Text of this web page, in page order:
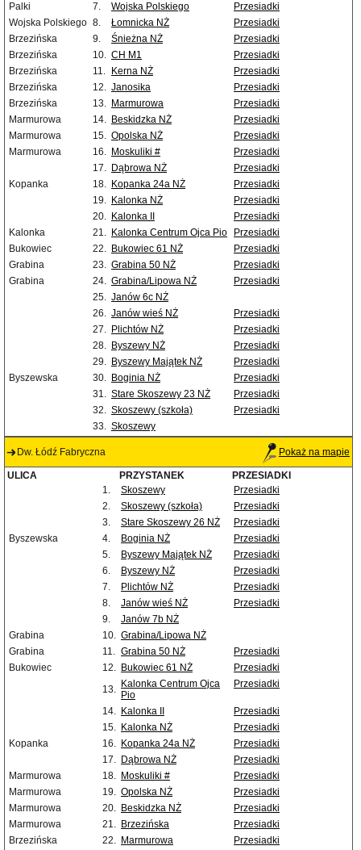
Palki
7. Wojska Polskiego
Przesiadki
Wojska Polskiego 8. Łomnicka NŻ
Przesiadki
Brzezińska
9. Śnieżna NŻ
Przesiadki
Brzezińska
10. CH M1
Przesiadki
Brzezińska
11. Kerna NŻ
Przesiadki
Brzezińska
12. Janosika
Przesiadki
Brzezińska
13. Marmurowa
Przesiadki
Marmurowa
14. Beskidzka NŻ
Przesiadki
Marmurowa
15. Opolska NŻ
Przesiadki
Marmurowa
16. Moskuliki #
Przesiadki
17. Dąbrowa NŻ
Przesiadki
Kopanka
18. Kopanka 24a NŻ
Przesiadki
19. Kalonka NŻ
Przesiadki
20. Kalonka II
Przesiadki
Kalonka
21. Kalonka Centrum Ojca Pio
Przesiadki
Bukowiec
22. Bukowiec 61 NŻ
Przesiadki
Grabina
23. Grabina 50 NŻ
Przesiadki
Grabina
24. Grabina/Lipowa NŻ
Przesiadki
25. Janów 6c NŻ
26. Janów wieś NŻ
Przesiadki
27. Plichtów NŻ
Przesiadki
28. Byszewy NŻ
Przesiadki
29. Byszewy Majątek NŻ
Przesiadki
Byszewska
30. Boginia NŻ
Przesiadki
31. Stare Skoszewy 23 NŻ
Przesiadki
32. Skoszewy (szkoła)
Przesiadki
33. Skoszewy
Dw. Łódź Fabryczna Pokaż na mapie
ULICA PRZYSTANEK
PRZESIADKI
1.
Skoszewy
Przesiadki
2.
Skoszewy (szkoła)
Przesiadki
3.
Stare Skoszewy 26 NŻ
Przesiadki
Byszewska
4. Boginia NŻ
Przesiadki
5.
Byszewy Majątek NŻ
Przesiadki
6.
Byszewy NŻ
Przesiadki
7.
Plichtów NŻ
Przesiadki
8.
Janów wieś NŻ
Przesiadki
9.
Janów 7b NŻ
Grabina
10. Grabina/Lipowa NŻ
Grabina
11. Grabina 50 NŻ
Przesiadki
Bukowiec
12. Bukowiec 61 NŻ
Przesiadki
13. Kalonka Centrum Ojca
Pio
Przesiadki
14. Kalonka II
Przesiadki
15. Kalonka NŻ
Przesiadki
Kopanka
16. Kopanka 24a NŻ
Przesiadki
17. Dąbrowa NŻ
Przesiadki
Marmurowa
18. Moskuliki #
Przesiadki
Marmurowa
19. Opolska NŻ
Przesiadki
Marmurowa
20. Beskidzka NŻ
Przesiadki
Marmurowa
21. Brzezińska
Przesiadki
Brzezińska
22. Marmurowa
Przesiadki